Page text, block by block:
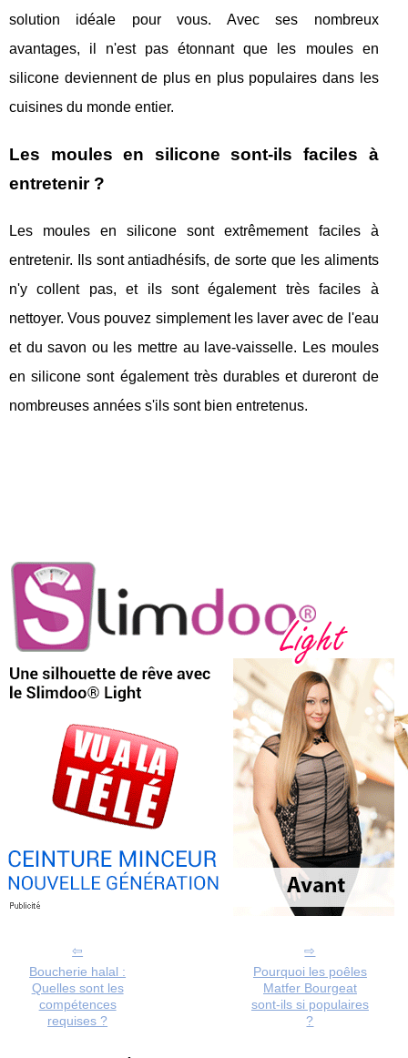
solution idéale pour vous. Avec ses nombreux
avantages, il n'est pas étonnant que les moules en
silicone deviennent de plus en plus populaires dans les
cuisines du monde entier.
Les moules en silicone sont-ils faciles à
entretenir ?
Les moules en silicone sont extrêmement faciles à
entretenir. Ils sont antiadhésifs, de sorte que les aliments
n'y collent pas, et ils sont également très faciles à
nettoyer. Vous pouvez simplement les laver avec de l'eau
et du savon ou les mettre au lave-vaisselle. Les moules
en silicone sont également très durables et dureront de
nombreuses années s'ils sont bien entretenus.
Boucherie halal :
Quelles sont les
compétences
requises ?
Pourquoi les poêles
Matfer Bourgeat
sont-ils si populaires
?